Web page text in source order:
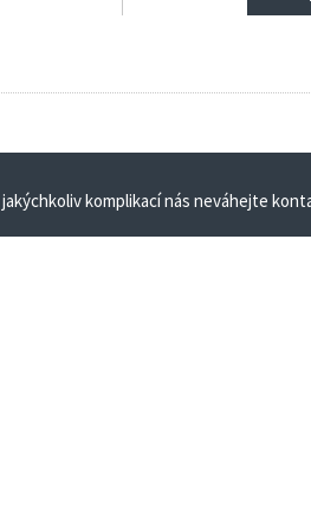
jakýchkoliv komplikací nás neváhejte